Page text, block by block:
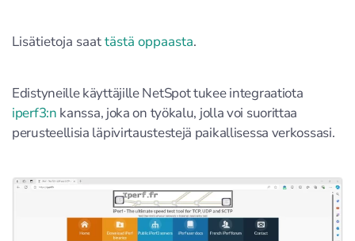
Lisätietoja saattästä oppaasta.
Edistyneille käyttäjille NetSpot tukee integraatiota
iperf3:n kanssa, joka on työkalu, jolla voi suorittaa
perusteellisia läpivirtaustestejä paikallisessa verkossasi.